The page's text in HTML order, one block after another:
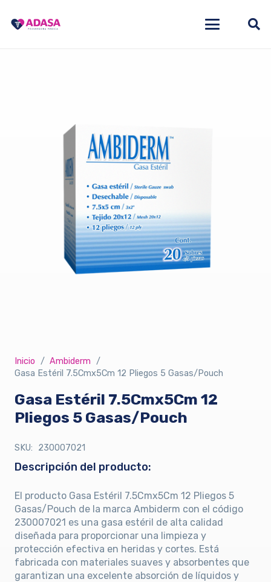
Inicio / Ambiderm /
Gasa Estéril 7.5Cmx5Cm 12 Pliegos 5 Gasas/Pouch
Gasa Estéril 7.5Cmx5Cm 12
Pliegos 5 Gasas/Pouch
SKU: 230007021
Descripción del producto:
El producto Gasa Estéril 7.5Cmx5Cm 12 Pliegos 5
Gasas/Pouch de la marca Ambiderm con el código
230007021 es una gasa estéril de alta calidad
diseñada para proporcionar una limpieza y
protección efectiva en heridas y cortes. Está
fabricada con materiales suaves y absorbentes que
garantizan una excelente absorción de líquidos y